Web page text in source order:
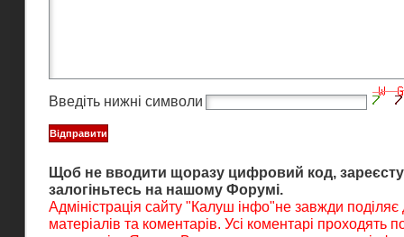
Введіть нижні символи
Щоб не вводити щоразу цифровий код,
залогіньтесь на нашому Форумі.
Адміністрація сайту "Калуш інфо"не завжди поділяє
матеріалів та коментарів. Усі коментарі проходять